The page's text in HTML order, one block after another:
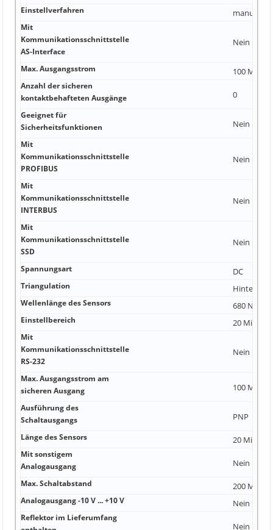
Einstellverfahren manuelle
Mit
Kommunikationsschnittstelle
AS-Interface
Nein
Max. Ausgangsstrom 100
Anzahl der sicheren
kontaktbehafteten Ausgänge
0
Geeignet für
Sicherheitsfunktionen
Nein
Mit
Kommunikationsschnittstelle
PROFIBUS
Nein
Mit
Kommunikationsschnittstelle
INTERBUS
Nein
Mit
Kommunikationsschnittstelle
SSD
Nein
Spannungsart DC
Triangulation
Wellenlänge des Sensors 680
Einstellbereich 20
Mit
Kommunikationsschnittstelle
RS-232
Nein
Max. Ausgangsstrom am
sicheren Ausgang
100
Ausführung des
Schaltausgangs
PNP
Länge des Sensors 20
Mit sonstigem
Analogausgang
Nein
Max. Schaltabstand 200
Analogausgang -10 V ... +10 V Nein
Reflektor im Lieferumfang
Nein